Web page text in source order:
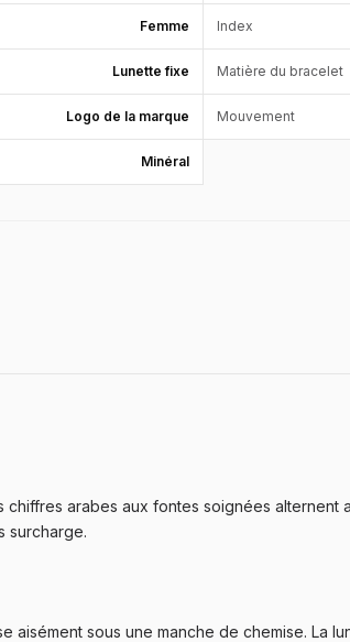
Femme Index
Lunette fixe Matière du bracelet
Logo de la marque Mouvement
Minéral
chiffres arabes aux fontes soignées alternent
surcharge.
sous une manche de chemise. La